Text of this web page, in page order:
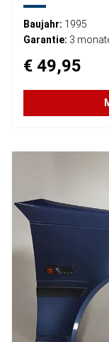
Baujahr: 1995
Garantie: 3
€ 49,95